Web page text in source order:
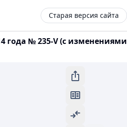
Старая версия сайта
года № 235-V (с